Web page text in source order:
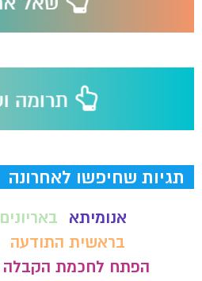
תגיות שחיפשו לאחרונה
אנומיתא באריונים
בראשית התודעה
הפתח לחכמת הקבלה